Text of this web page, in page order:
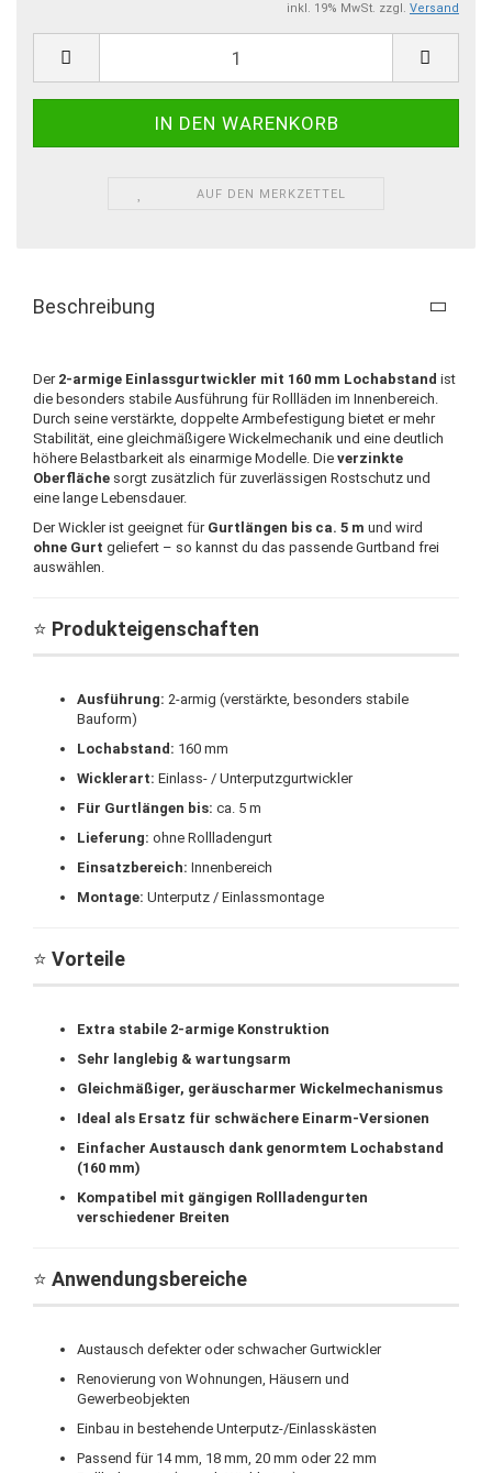
inkl. 19% MwSt. zzgl. Versand
AUF DEN MERKZETTEL
Beschreibung
Der 2-armige Einlassgurtwickler mit 160 mm Lochabstand ist
die besonders stabile Ausführung für Rollläden im Innenbereich.
Durch seine verstärkte, doppelte Armbefestigung bietet er mehr
Stabilität, eine gleichmäßigere Wickelmechanik und eine deutlich
höhere Belastbarkeit als einarmige Modelle. Die verzinkte
Oberfläche sorgt zusätzlich für zuverlässigen Rostschutz und
eine lange Lebensdauer.
Der Wickler ist geeignet für Gurtlängen bis ca. 5 m und wird
ohne Gurt geliefert – so kannst du das passende Gurtband frei
auswählen.
⭐ Produkteigenschaften
Ausführung: 2-armig (verstärkte, besonders stabile
Bauform)
Lochabstand: 160 mm
Wicklerart: Einlass- / Unterputzgurtwickler
Für Gurtlängen bis: ca. 5 m
Lieferung: ohne Rollladengurt
Einsatzbereich: Innenbereich
Montage: Unterputz / Einlassmontage
⭐ Vorteile
Extra stabile 2-armige Konstruktion
Sehr langlebig & wartungsarm
Gleichmäßiger, geräuscharmer Wickelmechanismus
Ideal als Ersatz für schwächere Einarm-Versionen
Einfacher Austausch dank genormtem Lochabstand
(160 mm)
Kompatibel mit gängigen Rollladengurten
verschiedener Breiten
⭐ Anwendungsbereiche
Austausch defekter oder schwacher Gurtwickler
Renovierung von Wohnungen, Häusern und
Gewerbeobjekten
Einbau in bestehende Unterputz-/Einlasskästen
Passend für 14 mm, 18 mm, 20 mm oder 22 mm